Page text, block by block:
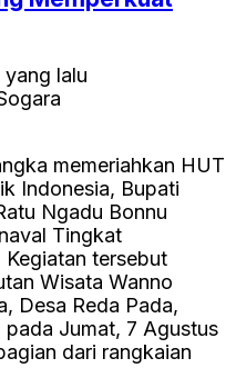
yang lalu
memeriahkan HUT
Indonesia, Bupati
Ngadu Bonnu
Tingkat
Kegiatan tersebut
Wisata Wanno
Desa Reda Pada,
pada Jumat, 7 Agustus
dari rangkaian